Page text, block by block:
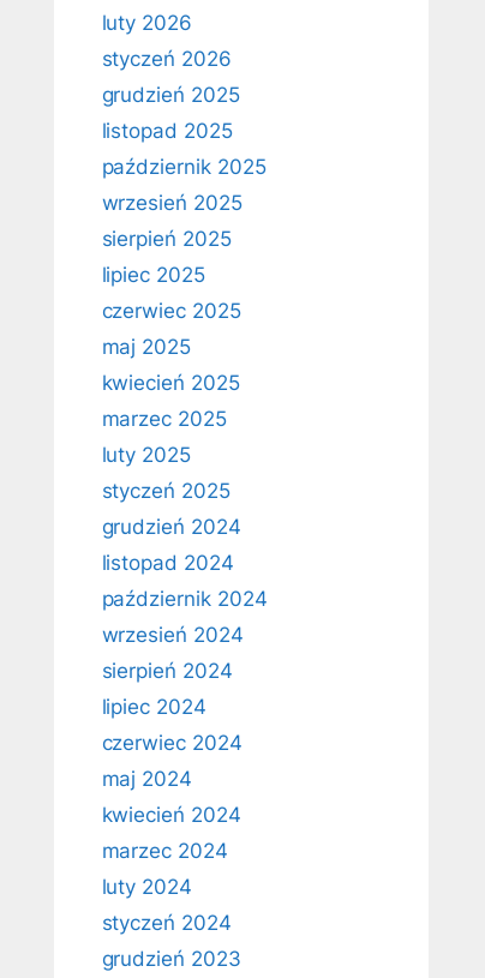
luty 2026
styczeń 2026
grudzień 2025
listopad 2025
październik 2025
wrzesień 2025
sierpień 2025
lipiec 2025
czerwiec 2025
maj 2025
kwiecień 2025
marzec 2025
luty 2025
styczeń 2025
grudzień 2024
listopad 2024
październik 2024
wrzesień 2024
sierpień 2024
lipiec 2024
czerwiec 2024
maj 2024
kwiecień 2024
marzec 2024
luty 2024
styczeń 2024
grudzień 2023